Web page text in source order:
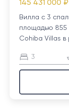
145 431 000 ₽
Вилла с 3
площадью 855
Cohiba Villas в
3